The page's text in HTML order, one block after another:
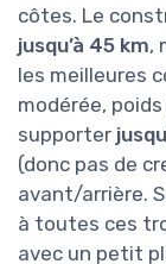
côtes. Le
jusqu’à 45 km,
les meilleures
modérée,
supporter
(donc pas de
avant/arrière.
à toutes ces
avec un petit